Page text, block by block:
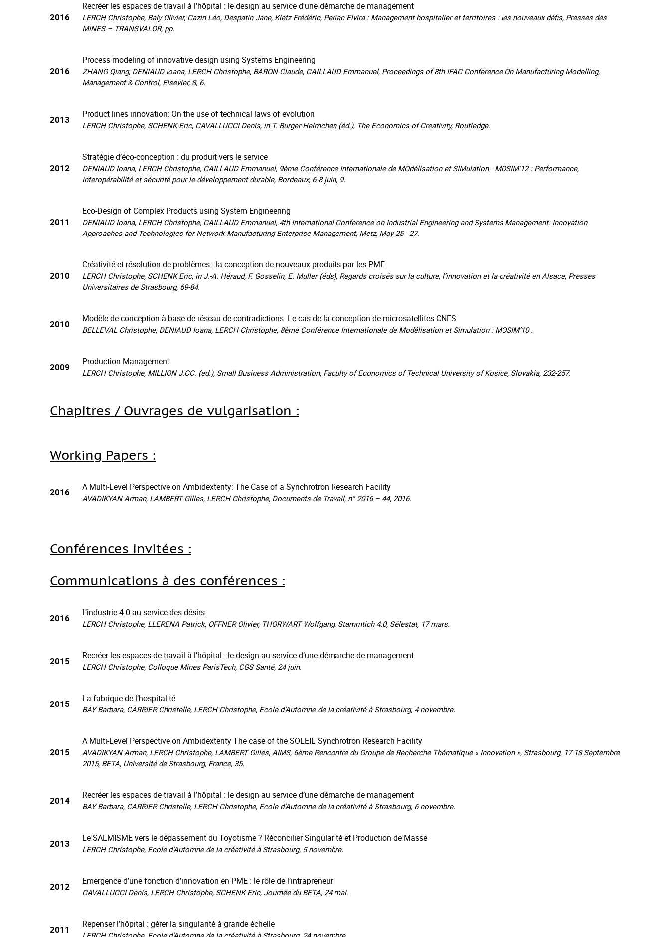
2016
Recréer les espaces de travail à l'hôpital : le design au service d'une démarche de management
LERCH Christophe, Baly Olivier, Cazin Léo, Despatin Jane, Kletz Frédéric, Periac Elvira : Management hospitalier et territoires : les nouveaux défis, Presses des
MINES – TRANSVALOR, pp.
2016
Process modeling of innovative design using Systems Engineering
ZHANG Qiang, DENIAUD Ioana, LERCH Christophe, BARON Claude, CAILLAUD Emmanuel, Proceedings of 8th IFAC Conference On Manufacturing Modelling,
Management & Control, Elsevier, 8, 6.
2013 Product lines innovation: On the use of technical laws of evolution
LERCH Christophe, SCHENK Eric, CAVALLUCCI Denis, in T. Burger-Helmchen (éd.), The Economics of Creativity, Routledge.
2012
Stratégie d’éco-conception : du produit vers le service
DENIAUD Ioana, LERCH Christophe, CAILLAUD Emmanuel, 9ème Conférence Internationale de MOdélisation et SIMulation - MOSIM’12 : Performance,
interopérabilité et sécurité pour le développement durable, Bordeaux, 6-8 juin, 9.
2011
Eco-Design of Complex Products using System Engineering
DENIAUD Ioana, LERCH Christophe, CAILLAUD Emmanuel, 4th International Conference on Industrial Engineering and Systems Management: Innovation
Approaches and Technologies for Network Manufacturing Enterprise Management, Metz, May 25 - 27.
2010
Créativité et résolution de problèmes : la conception de nouveaux produits par les PME
LERCH Christophe, SCHENK Eric, in J.-A. Héraud, F. Gosselin, E. Muller (éds), Regards croisés sur la culture, l’innovation et la créativité en Alsace, Presses
Universitaires de Strasbourg, 69-84.
2010 Modèle de conception à base de réseau de contradictions. Le cas de la conception de microsatellites CNES
BELLEVAL Christophe, DENIAUD Ioana, LERCH Christophe, 8ème Conférence Internationale de Modélisation et Simulation : MOSIM’10 .
2009 Production Management
LERCH Christophe, MILLION J.CC. (ed.), Small Business Administration, Faculty of Economics of Technical University of Kosice, Slovakia, 232-257.
Chapitres / Ouvrages de vulgarisation :
Working Papers :
2016 A Multi-Level Perspective on Ambidexterity: The Case of a Synchrotron Research Facility
AVADIKYAN Arman, LAMBERT Gilles, LERCH Christophe, Documents de Travail, n° 2016 – 44, 2016.
Conférences invitées :
Communications à des conférences :
2016 L’industrie 4.0 au service des désirs
LERCH Christophe, LLERENA Patrick, OFFNER Olivier, THORWART Wolfgang, Stammtich 4.0, Sélestat, 17 mars.
2015 Recréer les espaces de travail à l’hôpital : le design au service d’une démarche de management
LERCH Christophe, Colloque Mines ParisTech, CGS Santé, 24 juin.
2015 La fabrique de l’hospitalité
BAY Barbara, CARRIER Christelle, LERCH Christophe, Ecole d’Automne de la créativité à Strasbourg, 4 novembre.
2015
A Multi-Level Perspective on Ambidexterity The case of the SOLEIL Synchrotron Research Facility
AVADIKYAN Arman, LERCH Christophe, LAMBERT Gilles, AIMS, 6ème Rencontre du Groupe de Recherche Thématique « Innovation », Strasbourg, 17-18 Septembre
2015, BETA, Université de Strasbourg, France, 35.
2014 Recréer les espaces de travail à l’hôpital : le design au service d’une démarche de management
BAY Barbara, CARRIER Christelle, LERCH Christophe, Ecole d’Automne de la créativité à Strasbourg, 6 novembre.
2013 Le SALMISME vers le dépassement du Toyotisme ? Réconcilier Singularité et Production de Masse
LERCH Christophe, Ecole d’Automne de la créativité à Strasbourg, 5 novembre.
2012 Emergence d’une fonction d’innovation en PME : le rôle de l’intrapreneur
CAVALLUCCI Denis, LERCH Christophe, SCHENK Eric, Journée du BETA, 24 mai.
2011 Repenser l’hôpital : gérer la singularité à grande échelle
LERCH Christophe, Ecole d’Automne de la créativité à Strasbourg, 24 novembre.